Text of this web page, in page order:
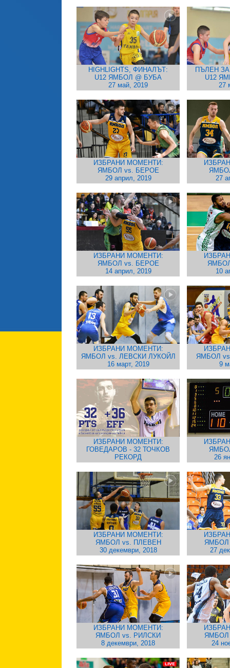
HIGHLIGHTS, ФИНАЛЪТ:
U12 ЯМБОЛ @ БУБА
27 май, 2019
ПЪЛЕН
U12
27
ИЗБРАНИ МОМЕНТИ:
ЯМБОЛ vs. БЕРОЕ
29 април, 2019
27
ИЗБРАНИ МОМЕНТИ:
ЯМБОЛ vs. БЕРОЕ
14 април, 2019
10
ИЗБРАНИ МОМЕНТИ:
ЯМБОЛ vs. ЛЕВСКИ ЛУКОЙЛ
16 март, 2019
ЯМБОЛ
9
ИЗБРАНИ МОМЕНТИ:
ГОВЕДАРОВ - 32 ТОЧКОВ
РЕКОРД
26
ИЗБРАНИ МОМЕНТИ:
ЯМБОЛ vs. ПЛЕВЕН
30 декември, 2018
ЯМБОЛ
27
ИЗБРАНИ МОМЕНТИ:
ЯМБОЛ vs. РИЛСКИ
8 декември, 2018
ЯМБОЛ
24